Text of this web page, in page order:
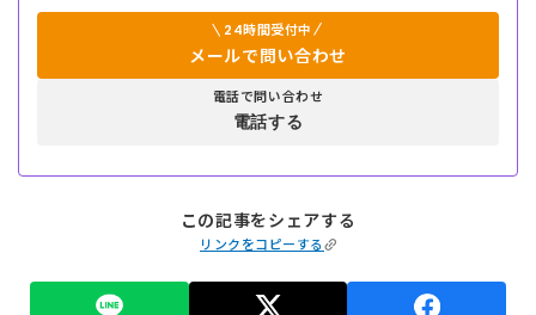
24時間受付中
メールで問い合わせ
電話で問い合わせ
電話する
この記事をシェアする
リンクをコピーする